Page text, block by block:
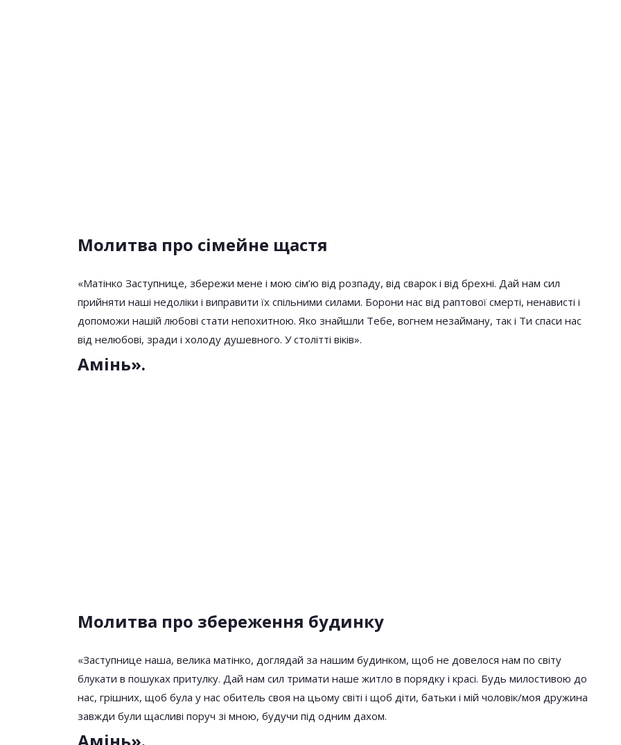
Молитва про сімейне щастя
«Матінкo Заступницe, збережи мене і мою сім’ю від розпаду, від сварок і від брехні. Дай нам сил
прийняти наші недоліки і виправити їх спільними силами. Борони нас від раптової смepті, ненависті і
допоможи нашій любові стати непохитною. Яко знайшли Тебе, вогнем незайману, так і Ти спаси нас
від нелюбові, зради і холоду душевного. У столітті віків».
Амінь».
Молитва про збереження будинку
«Заступнице наша, велика матінко, доглядай за нашим будинком, щоб не довелося нам по світу
блукати в пошуках притулку. Дай нам сил тримати наше житло в порядку і красі. Будь милостивою до
нас, грішних, щоб була у нас обитель своя на цьому світі і щоб діти, батьки і мій чоловік/моя дружина
завжди були щасливі поруч зі мною, будучи під одним дахом.